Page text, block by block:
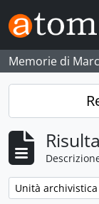
Skip to main content
Memorie di
Remove filter:
Unità archivistica